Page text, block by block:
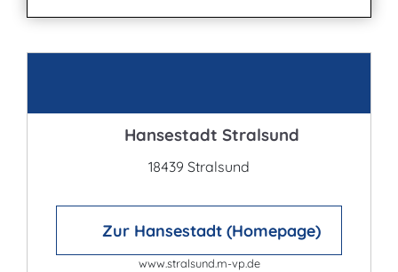
Hansestadt Stralsund
18439 Stralsund
Zur Hansestadt (Homepage)
www.stralsund.m-vp.de